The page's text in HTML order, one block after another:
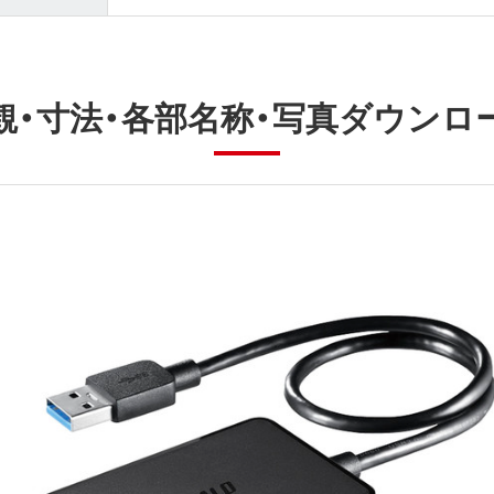
・寸法・各部名称・写真ダウンロ